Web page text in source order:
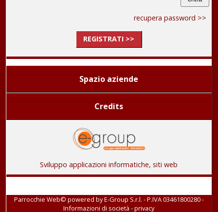
recupera password >>
REGISTRATI >>
Spazio aziende
Credits
Sviluppo applicazioni informatiche, siti web
Parrocchie Web© powered byE-Group S.r.l. - P.IVA 03461800280-
Informazioni di società -privacy